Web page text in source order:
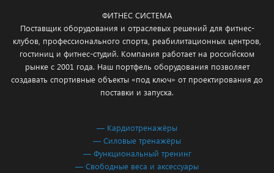
ФИТНЕС СИСТЕМА
Поставщик оборудования и отраслевых решений для фитнес-
клубов, профессионального спорта, реабилитационных центров,
гостиниц и фитнес-студий. Компания работает на российском
рынке с 2001 года. Наш портфель оборудования позволяет
создавать спортивные объекты «под ключ» от проектирования до
поставки и запуска.
— Кардиотренажёры
— Силовые тренажёры
— Функциональный тренинг
— Свободные веса и аксессуары